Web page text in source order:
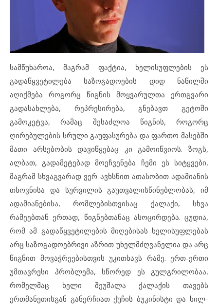
სამწუხაროა, მაგრამ ფაქტია, ხელისუფლების ეს
გადაწყვეტილება საზოგადოების დიდ ნაწილში
აღიქმება როგორც წიგნის მოყვარულთა ერთგვარი
გადასახლება, რეპრესირება, გნებავთ გეტოში
გამოკეტვა, რამაც შესაძლოა წიგნის, როგორც
ღირებულების სრული გაუფასურება და ფართო მასებში
მათი არსებობის დავიწყებაც კი გამოიწვიოს. ზოგს,
ალბათ, გადამეტებად მოეჩვენება ჩემი ეს სიტყვები,
მაგრამ სხვაგვარად ვერ ავხსნით ათასობით ადამიანის
თხოვნისა და სურვილის გაუთვალისწინებლობას, იმ
ადამიანებისა, რომლებისთვისაც ქალაქი, სხვა
რამეებთან ერთად, წიგნებთანაც ასოცირდება. ცუდია,
რომ ამ გადაწყვეტილების მიღებისას ხელისუფლებას
არც საზოგადოებრივი აზრით უხელმძღვანელია და არც
წიგნით მოვაჭრეებისთვის უკითხავს რამე. ერთ-ერთი
უმთავრესი პრობლემა, სწორედ ეს გულგრილობაა,
რომელმაც ხელი შეუშალა ქალაქის თავებს
ერთმანეთისგან განერჩიათ ქუჩის ბუკინისტი და ხილ-